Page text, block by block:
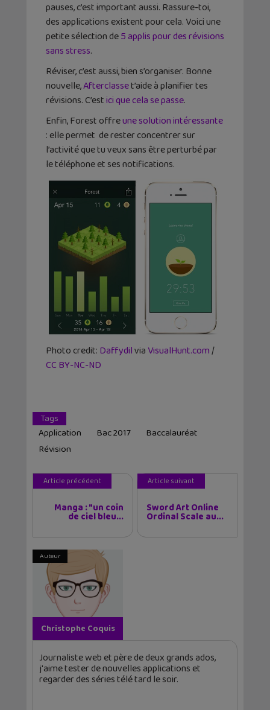
pauses, c’est important aussi. Rassure-toi,
des applications existent pour cela. Voici une
petite sélection de5 applis pour des révisions
sans stress.
Réviser, c’est aussi, bien s’organiser. Bonne
nouvelle,Afterclasset’aide à planifier tes
révisions. C’estici que cela se passe.
Enfin, Forest offreune solution intéressante
: elle permet de rester concentrer sur
l’activité que tu veux sans être perturbé par
le téléphone et ses notifications.
Photo credit: Daffydilvia VisualHunt.com/
CC BY-NC-ND
Tags
Application
Bac 2017
Baccalauréat
Révision
Article précédent
Manga : "un coin
de ciel bleu...
Article suivant
Sword Art Online
Ordinal Scale au...
Auteur
Christophe Coquis
Journaliste web et père de deux grands ados,
j'aime tester de nouvelles applications et
regarder des séries télé tard le soir.